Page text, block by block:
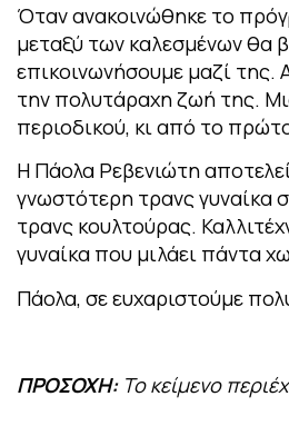
Όταν ανακοινώθηκε το
μεταξύ των καλεσμένων θα
επικοινωνήσουμε μαζί της.
την πολυτάραχη ζωή της.
περιοδικού, κι από το
Η Πάολα Ρεβενιώτη
γνωστότερη τρανς γυναίκα
τρανς κουλτούρας.
γυναίκα που μιλάει πάντα
Πάολα, σε ευχαριστούμε
ΠΡΟΣΟΧΗ: Το κείμενο